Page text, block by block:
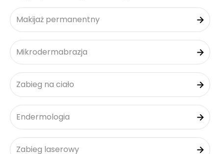
Makijaż permanentny
Mikrodermabrazja
Zabieg na ciało
Endermologia
Zabieg laserowy